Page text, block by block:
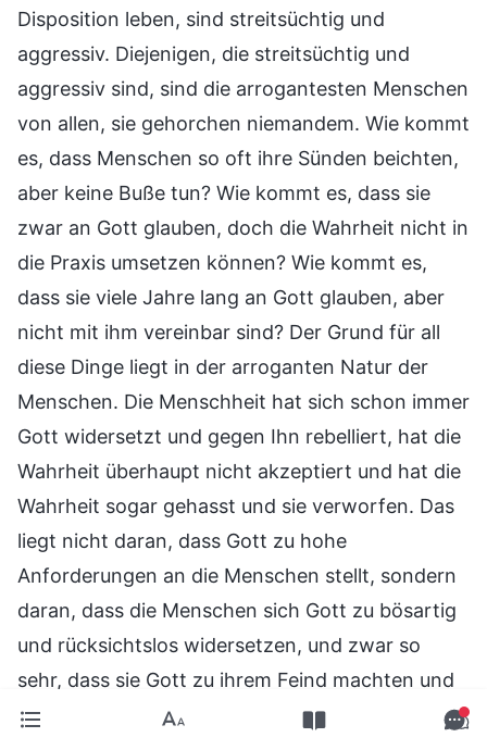
Disposition leben, sind streitsüchtig und
aggressiv. Diejenigen, die streitsüchtig und
aggressiv sind, sind die arrogantesten Menschen
von allen, sie gehorchen niemandem. Wie kommt
es, dass Menschen so oft ihre Sünden beichten,
aber keine Buße tun? Wie kommt es, dass sie
zwar an Gott glauben, doch die Wahrheit nicht in
die Praxis umsetzen können? Wie kommt es,
dass sie viele Jahre lang an Gott glauben, aber
nicht mit ihm vereinbar sind? Der Grund für all
diese Dinge liegt in der arroganten Natur der
Menschen. Die Menschheit hat sich schon immer
Gott widersetzt und gegen Ihn rebelliert, hat die
Wahrheit überhaupt nicht akzeptiert und hat die
Wahrheit sogar gehasst und sie verworfen. Das
liegt nicht daran, dass Gott zu hohe
Anforderungen an die Menschen stellt, sondern
daran, dass die Menschen sich Gott zu bösartig
und rücksichtslos widersetzen, und zwar so
sehr, dass sie Gott zu ihrem Feind machten und
Ihn kreuzigten. Ist diese verderbte Menschheit